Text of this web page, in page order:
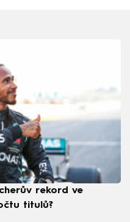
rekord ve
titulů?